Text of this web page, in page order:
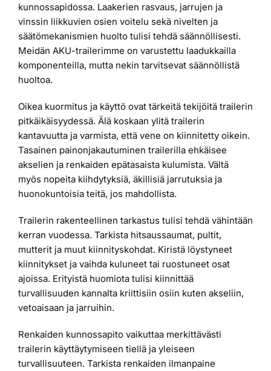
kunnossapidossa. Laakerien rasvaus, jarrujen ja
vinssin liikkuvien osien voitelu sekä nivelten ja
säätömekanismien huolto tulisi tehdä säännöllisesti.
Meidän AKU-trailerimme on varustettu laadukkailla
komponenteilla, mutta nekin tarvitsevat säännöllistä
huoltoa.
Oikea kuormitus ja käyttö ovat tärkeitä tekijöitä trailerin
pitkäikäisyydessä. Älä koskaan ylitä trailerin
kantavuutta ja varmista, että vene on kiinnitetty oikein.
Tasainen painonjakautuminen trailerilla ehkäisee
akselien ja renkaiden epätasaista kulumista. Vältä
myös nopeita kiihdytyksiä, äkillisiä jarrutuksia ja
huonokuntoisia teitä, jos mahdollista.
Trailerin rakenteellinen tarkastus tulisi tehdä vähintään
kerran vuodessa. Tarkista hitsaussaumat, pultit,
mutterit ja muut kiinnityskohdat. Kiristä löystyneet
kiinnitykset ja vaihda kuluneet tai ruostuneet osat
ajoissa. Erityistä huomiota tulisi kiinnittää
turvallisuuden kannalta kriittisiin osiin kuten akseliin,
vetoaisaan ja jarruihin.
Renkaiden kunnossapito vaikuttaa merkittävästi
trailerin käyttäytymiseen tiellä ja yleiseen
turvallisuuteen. Tarkista renkaiden ilmanpaine